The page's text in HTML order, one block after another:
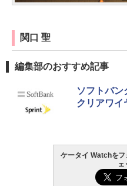
関口 聖
編集部のおすすめ記事
ソフトバン
クリアワイ
ケータイ Watchを
ェ